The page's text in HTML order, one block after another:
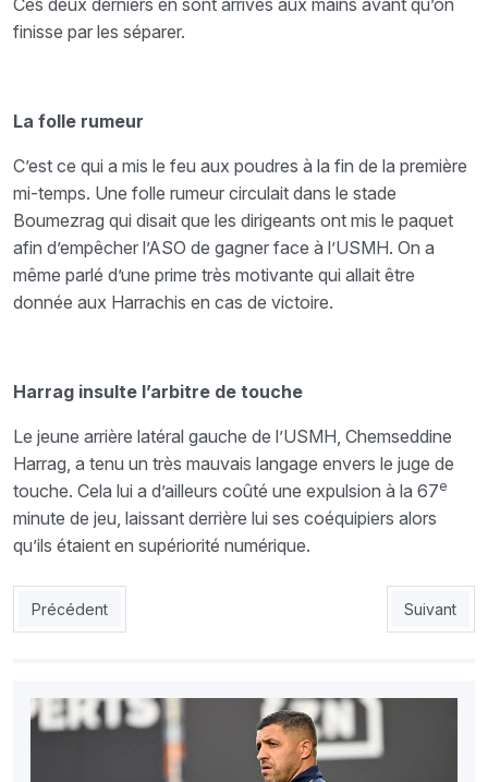
Ces deux derniers en sont arrivés aux mains avant qu’on
finisse par les séparer.
La folle rumeur
C’est ce qui a mis le feu aux poudres à la fin de la première
mi-temps. Une folle rumeur circulait dans le stade
Boumezrag qui disait que les dirigeants ont mis le paquet
afin d’empêcher l’ASO de gagner face à l’USMH. On a
même parlé d’une prime très motivante qui allait être
donnée aux Harrachis en cas de victoire.
Harrag insulte l’arbitre de touche
Le jeune arrière latéral gauche de l’USMH, Chemseddine
Harrag, a tenu un très mauvais langage envers le juge de
touche. Cela lui a d’ailleurs coûté une expulsion à la 67e
minute de jeu, laissant derrière lui ses coéquipiers alors
qu’ils étaient en supériorité numérique.
Article précédent : JSS - RCA : La victoire ou le purgatoire
Précédent Article
Suivant